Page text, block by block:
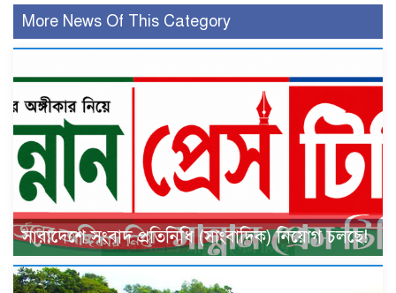
More News Of This Category
সারাদেশে সংবাদ প্রতিনিধি (সাংবাদিক) নিয়োগ চলছে!